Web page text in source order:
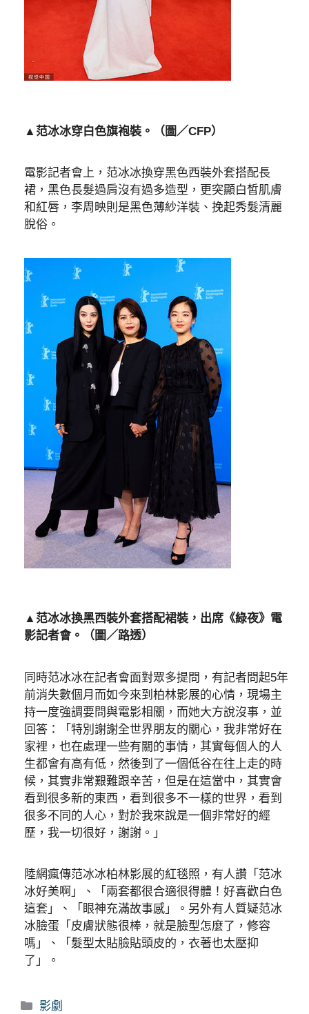
▲范冰冰穿白色旗袍裝。（圖／CFP）
電影記者會上，范冰冰換穿黑色西裝外套搭配長
裙，黑色長髮過肩沒有過多造型，更突顯白皙肌膚
和紅唇，李周映則是黑色薄紗洋裝、挽起秀髮清麗
脫俗。
▲范冰冰換黑西裝外套搭配裙裝，出席《綠夜》電
影記者會。（圖／路透）
同時范冰冰在記者會面對眾多提問，有記者問起5年
前消失數個月而如今來到柏林影展的心情，現場主
持一度強調要問與電影相關，而她大方說沒事，並
回答：「特別謝謝全世界朋友的關心，我非常好在
家裡，也在處理一些有關的事情，其實每個人的人
生都會有高有低，然後到了一個低谷在往上走的時
候，其實非常艱難跟辛苦，但是在這當中，其實會
看到很多新的東西，看到很多不一樣的世界，看到
很多不同的人心，對於我來說是一個非常好的經
歷，我一切很好，謝謝。」
陸網瘋傳范冰冰柏林影展的紅毯照，有人讚「范冰
冰好美啊」、「兩套都很合適很得體！好喜歡白色
這套」、「眼神充滿故事感」。另外有人質疑范冰
冰臉蛋「皮膚狀態很棒，就是臉型怎麼了，修容
嗎」、「髮型太貼臉貼頭皮的，衣著也太壓抑
了」。
分
影劇